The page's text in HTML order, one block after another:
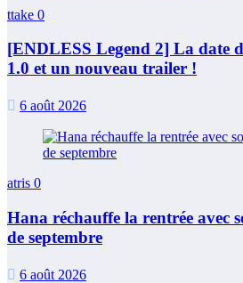
ttake 0
[ENDLESS Legend 2] La date
1.0 et un nouveau trailer !
6 août 2026
atris 0
Hana réchauffe la rentrée avec
de septembre
6 août 2026